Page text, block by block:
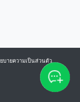
บายความเป็นส่วนตัว